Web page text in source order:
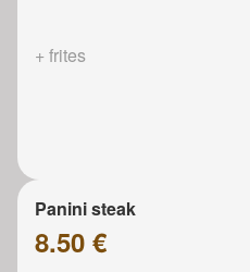
+ frites
Panini steak
8.50 €